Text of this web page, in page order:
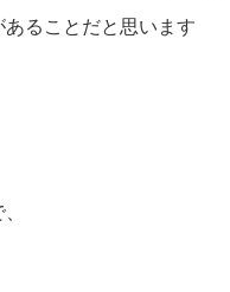
あることだと思います